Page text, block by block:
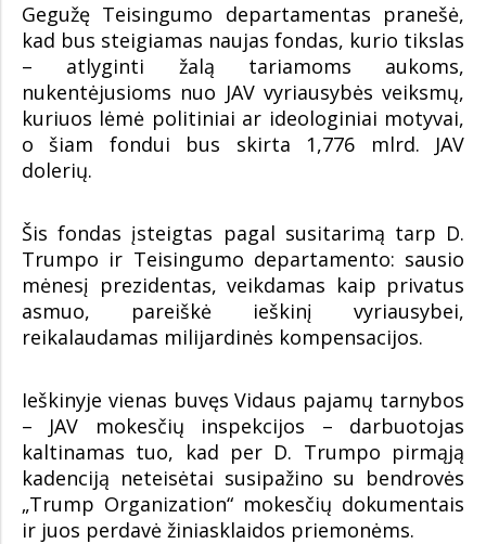
Gegužę Teisingumo departamentas pranešė,
kad bus steigiamas naujas fondas, kurio tikslas
– atlyginti žalą tariamoms aukoms,
nukentėjusioms nuo JAV vyriausybės veiksmų,
kuriuos lėmė politiniai ar ideologiniai motyvai,
o šiam fondui bus skirta 1,776 mlrd. JAV
dolerių.
Šis fondas įsteigtas pagal susitarimą tarp D.
Trumpo ir Teisingumo departamento: sausio
mėnesį prezidentas, veikdamas kaip privatus
asmuo, pareiškė ieškinį vyriausybei,
reikalaudamas milijardinės kompensacijos.
Ieškinyje vienas buvęs Vidaus pajamų tarnybos
– JAV mokesčių inspekcijos – darbuotojas
kaltinamas tuo, kad per D. Trumpo pirmąją
kadenciją neteisėtai susipažino su bendrovės
„Trump Organization“ mokesčių dokumentais
ir juos perdavė žiniasklaidos priemonėms.